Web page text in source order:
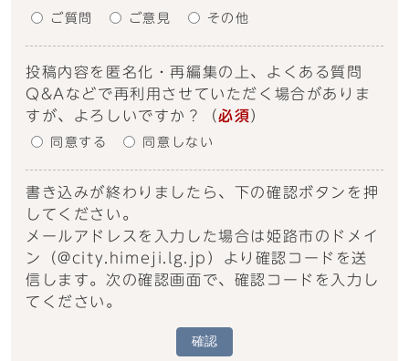
ご質問 ご意見 その他
投稿内容を匿名化・再編集の上、よくある質問
Q&Aなどで再利用させていただく場合がありま
すが、よろしいですか？
（必須 ）
同意する 同意しない
書き込みが終わりましたら、下の確認ボタンを押
してください。
メールアドレスを入力した場合は姫路市のドメイ
ン（@city.himeji.lg.jp）より確認コードを送
信します。次の確認画面で、確認コードを入力し
てください。
確認